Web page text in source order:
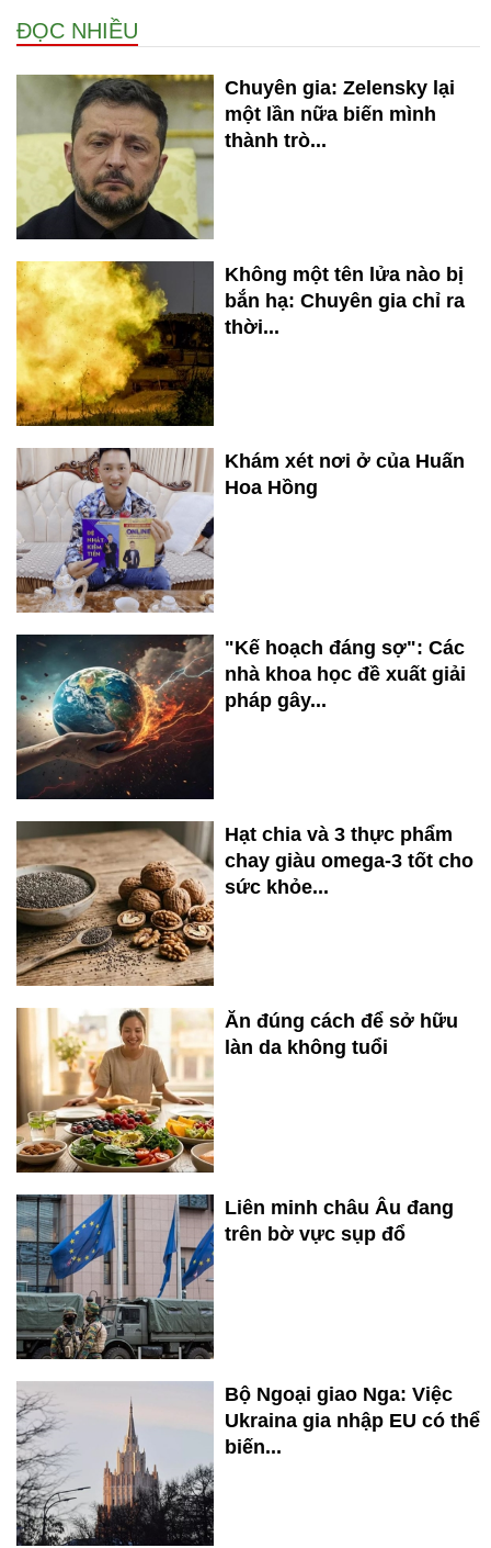
ĐỌC NHIỀU
Chuyên gia: Zelensky lại
một lần nữa biến mình
thành trò...
Không một tên lửa nào bị
bắn hạ: Chuyên gia chỉ ra
thời...
Khám xét nơi ở của Huấn
Hoa Hồng
"Kế hoạch đáng sợ": Các
nhà khoa học đề xuất giải
pháp gây...
Hạt chia và 3 thực phẩm
chay giàu omega-3 tốt cho
sức khỏe...
Ăn đúng cách để sở hữu
làn da không tuổi
Liên minh châu Âu đang
trên bờ vực sụp đổ
Bộ Ngoại giao Nga: Việc
Ukraina gia nhập EU có thể
biến...